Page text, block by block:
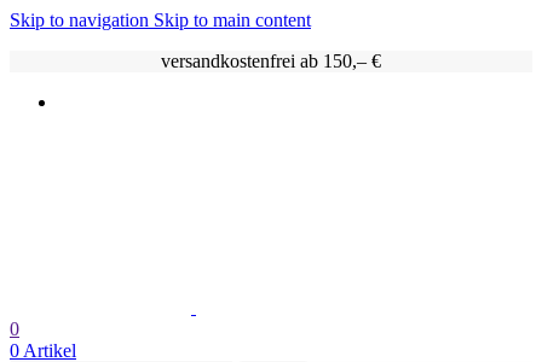
Skip to navigation Skip to main content
versandkostenfrei ab 150,– €
0
0 Artikel